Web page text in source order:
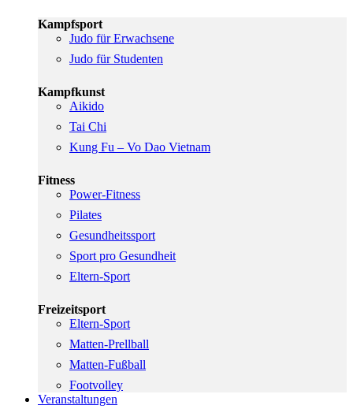
Kampfsport
Judo für Erwachsene
Judo für Studenten
Kampfkunst
Aikido
Tai Chi
Kung Fu – Vo Dao Vietnam
Fitness
Power-Fitness
Pilates
Gesundheitssport
Sport pro Gesundheit
Eltern-Sport
Freizeitsport
Eltern-Sport
Matten-Prellball
Matten-Fußball
Footvolley
Veranstaltungen